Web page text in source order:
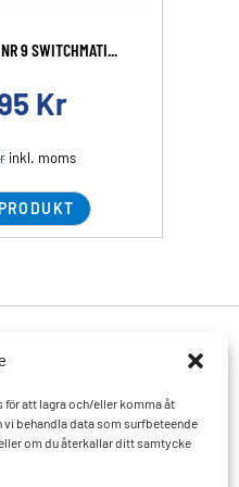
för att lagra och/eller komma åt
behandla data som surfbeteende
om du återkallar ditt samtycke
9 SWITCHMATI...
Kr
inkl. moms
och svar